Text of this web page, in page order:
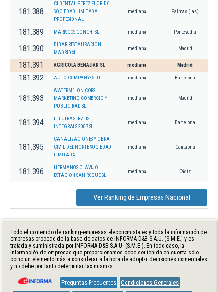
181.388
CLDENTAL PEREZ FLORIDO
SOCIEDAD LIMITADA
PROFESIONAL
mediana Palmas (las)
181.389 MARISCOS CONCHI SL. mediana Pontevedra
181.390
BIBAR RESTAURACION
MADRID SL.
mediana Madrid
181.391 AGRICOLA BENAJIAR SL mediana Madrid
181.392 AUTO COMPANYS SLU mediana Barcelona
181.393
WATERMELON CORS
MARKETING COMERCIO Y
PUBLICIDAD SL.
mediana Madrid
181.394
ELECTRA SERVEIS
INTEGRALS 2007 SL
mediana Barcelona
181.395
CANALIZACIONES Y OBRA
CIVIL DEL NORTE SOCIEDAD
LIMITADA.
mediana Cantabria
181.396
HERMANOS CLAVIJO
ESTACION SAN ROQUE SL
mediana Cádiz
Ver Ranking de Empresas Nacional
Todo el contenido de ranking-empresas.eleconomista.es y toda la información de
empresas procede de la base de datos de INFORMA D&B S.A.U. (S.M.E.) y es
tratada y suministrada por INFORMA D&B S.A.U. (S.M.E.). En todo caso, la
información de empresas que proporcionamos debe ser tenida en cuenta sólo
como un elemento más a considerar a la hora de adoptar decisiones comerciales
y no debe por tanto determinar las mismas.
Preguntas Frecuentes Condiciones Generales